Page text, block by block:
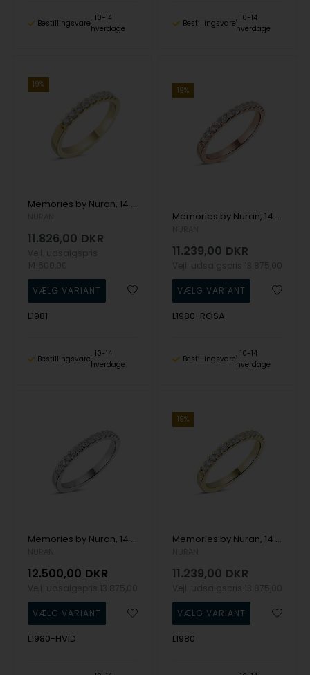
Bestillingsvare
10-14
hverdage
Bestillingsvare
10-14
hverdage
19%
Memories by Nuran, 14 karat guld 2,5 mm ring med 9 x 0,03 ct brillanter, ialt 0,27 ct
11.826,00 DKR
L1981
Bestillingsvare
10-14
hverdage
19%
Memories by Nuran, 14 karat rosaguld 2,25 mm ring med 13 x 0,02 ct brillanter, ialt 0,26 ct
11.239,00 DKR
L1980-ROSA
Bestillingsvare
10-14
hverdage
Memories by Nuran, 14 karat hvidgulds 2,25 mm ring med 13 x 0,02 ct brillanter, ialt 0,26 ct
12.500,00 DKR
L1980-HVID
19%
Memories by Nuran, 14 karat guld 2,25 mm ring med 13 x 0,02 ct brillanter, ialt 0,26 ct
11.239,00 DKR
L1980